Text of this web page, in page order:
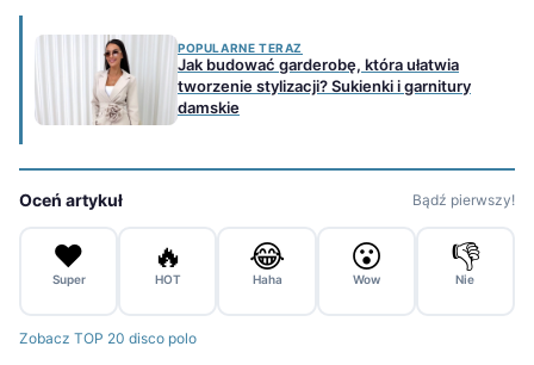
POPULARNE TERAZ
Jak budować garderobę, która ułatwia
tworzenie stylizacji? Sukienki i garnitury
damskie
Oceń artykuł Bądź pierwszy!
❤️
Super
🔥
HOT
😂
Haha
😮
Wow
👎
Nie
Zobacz TOP 20 disco polo